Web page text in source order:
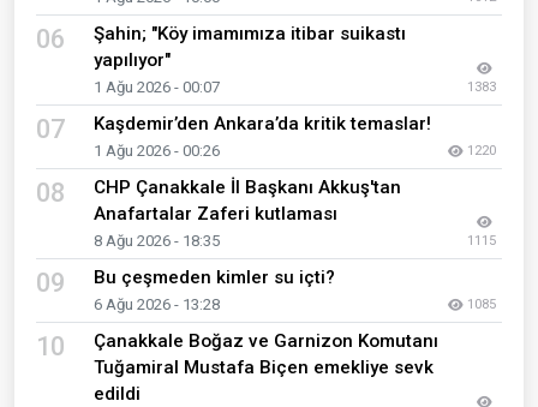
06
Şahin; "Köy imamımıza itibar suikastı
yapılıyor"
1 Ağu 2026 - 00:07 1383
07 Kaşdemir’den Ankara’da kritik temaslar!
1 Ağu 2026 - 00:26 1220
08
CHP Çanakkale İl Başkanı Akkuş'tan
Anafartalar Zaferi kutlaması
8 Ağu 2026 - 18:35 1115
09 Bu çeşmeden kimler su içti?
6 Ağu 2026 - 13:28 1085
10
Çanakkale Boğaz ve Garnizon Komutanı
Tuğamiral Mustafa Biçen emekliye sevk
edildi